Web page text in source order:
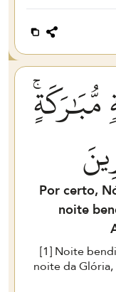
مُّبَٰرَكَةٍۚ
Por certo,
noite
[1] Noite
noite da